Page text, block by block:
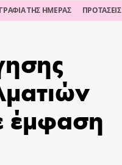
ΤΗΣ ΗΜΕΡΑΣ ΠΡΟΤΑΣΕΙΣ
έμφαση